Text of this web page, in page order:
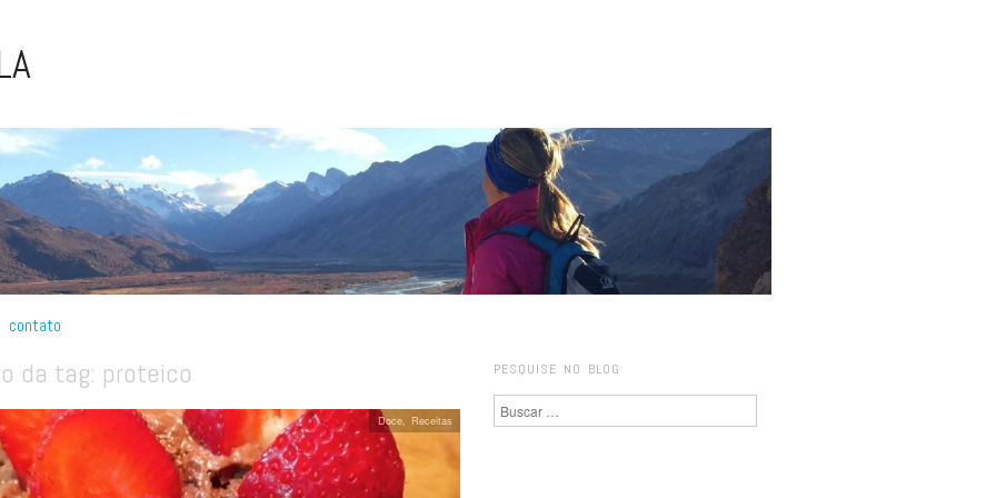
contato
da tag: proteico
Doce, Receitas
PESQUISE NO BLOG
Pesquisa